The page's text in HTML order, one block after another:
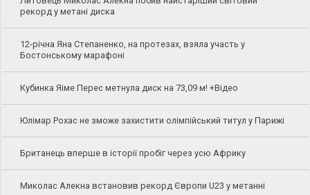
рекорд у метані диска
12-річна Яна Степаненко, на протезах, взяла участь у
Бостонському марафоні
Кубинка Яіме Перес метнула диск на 73,09 м! +Відео
Юлімар Рохас не зможе захистити олімпійський титул у Парижі
Британець вперше в історії пробіг через усю Африку
Миколас Алекна встановив рекорд Європи U23 у метанні